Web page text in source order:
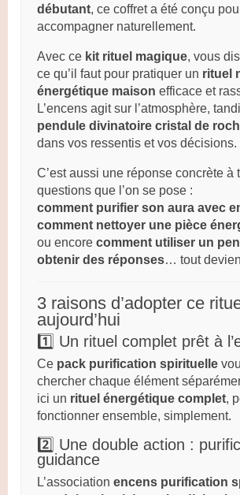
débutant, ce coffret a été conçu
accompagner naturellement.
Avec ce kit rituel magique, vous
ce qu’il faut pour pratiquer un rituel
énergétique maison efficace et
L’encens agit sur l’atmosphère,
pendule divinatoire cristal de
dans vos ressentis et vos décisions.
C’est aussi une réponse concrète à
questions que l’on se pose :
comment purifier son aura avec
comment nettoyer une pièce
ou encore comment utiliser un
obtenir des réponses… tout
3 raisons d’adopter ce
aujourd’hui
1️⃣ Un rituel complet prêt à
Ce pack purification spirituelle
chercher chaque élément
ici un rituel énergétique complet,
fonctionner ensemble, simplement.
2️⃣ Une double action :
guidance
L’association encens purification